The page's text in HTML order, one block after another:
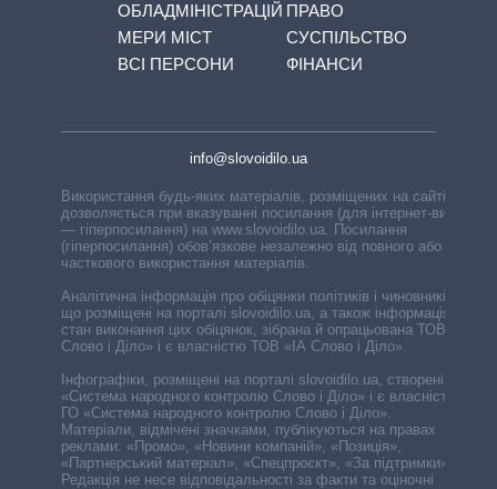
ОБЛАДМІНІСТРАЦІЙ
МЕРИ МІСТ
ВСІ ПЕРСОНИ
ПРАВО
СУСПІЛЬСТВО
ФІНАНСИ
info@slovoidilo.ua
Використання будь-яких матеріалів, розміщених на сайті,
дозволяється при вказуванні посилання (для інтернет-видань
— гіперпосилання) на www.slovoidilo.ua. Посилання
(гіперпосилання) обов’язкове незалежно від повного або
часткового використання матеріалів.
Аналітична інформація про обіцянки політиків і чиновників,
що розміщені на порталі slovoidilo.ua, а також інформація про
стан виконання цих обіцянок, зібрана й опрацьована ТОВ «ІА
Слово і Діло» і є власністю ТОВ «ІА Слово і Діло».
Інфографіки, розміщені на порталі slovoidilo.ua, створені ГО
«Система народного контролю Слово і Діло» і є власністю
ГО «Система народного контролю Слово і Діло».
Матеріали, відмічені значками, публікуються на правах
реклами: «Промо», «Новини компаній», «Позиція»,
«Партнерський матеріал», «Спецпроєкт», «За підтримки».
Редакція не несе відповідальності за факти та оціночні